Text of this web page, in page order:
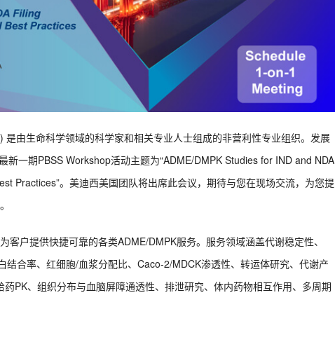
由生命科学领域的科学家和相关专业人士组成的非营利性专业组织。发展
一期PBSS Workshop活动主题为“ADME/DMPK Studies for IND and NDA
Practices”。美迪西美国团队将出席此会议，期待与您在现场交流，为您提
客户提供快捷可靠的各类ADME/DMPK服务。服务领域涵盖代谢稳定性、
合率、红细胞/血浆分配比、Caco-2/MDCK渗透性、转运体研究、代谢产
PK、组织分布与血脑屏障通透性、排泄研究、体内药物相互作用、多周期